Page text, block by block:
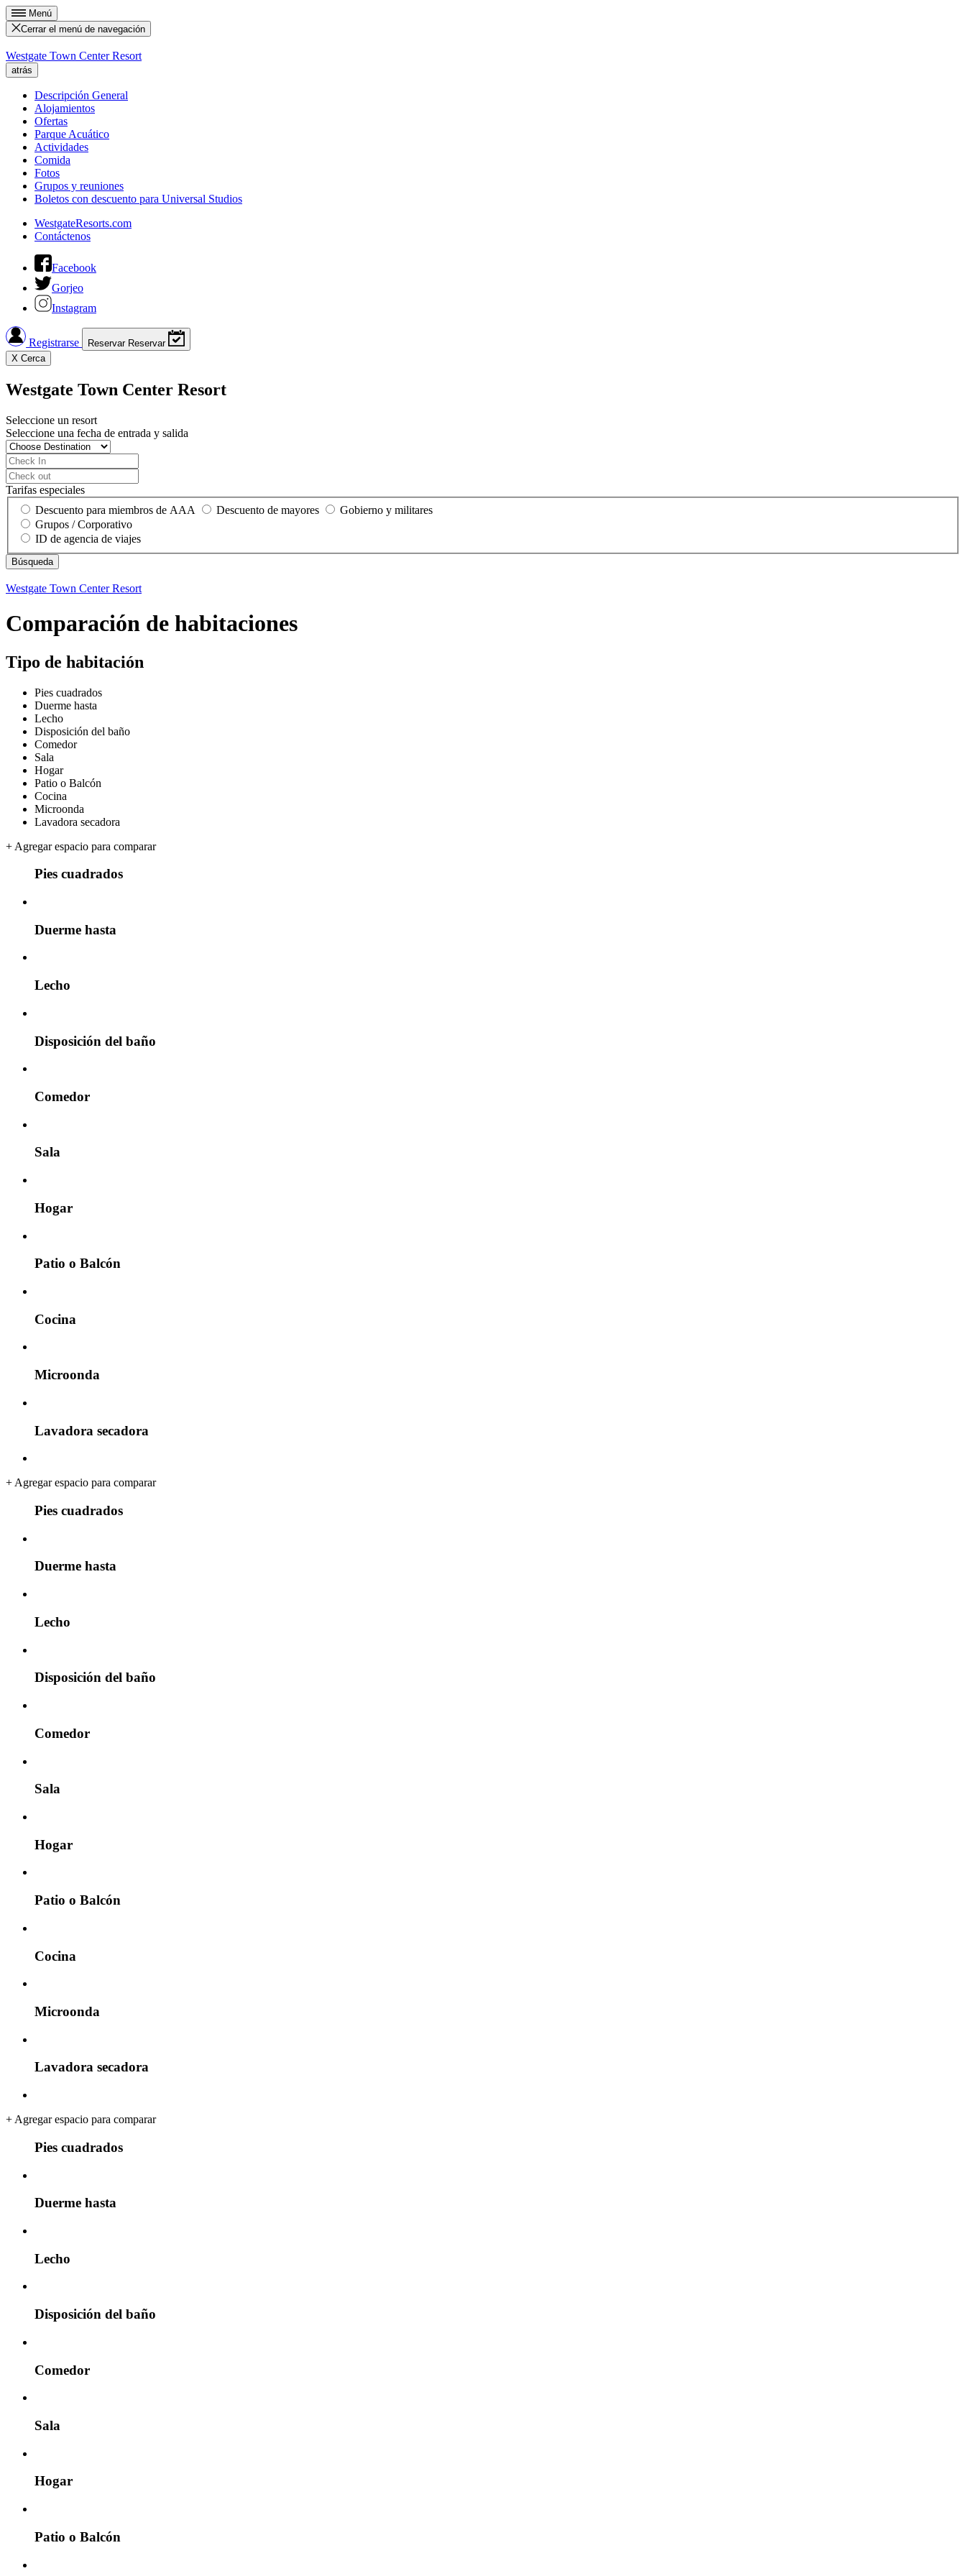
Menú
Cerrar el menú de navegación
Westgate Town Center Resort
atrás
Descripción General
Alojamientos
Ofertas
Parque Acuático
Actividades
Comida
Fotos
Grupos y reuniones
Boletos con descuento para Universal Studios
WestgateResorts.com
Contáctenos
Facebook
Gorjeo
Instagram
Registrarse Reservar Reservar
X Cerca
Westgate Town Center Resort
Seleccione un resort
Seleccione una fecha de entrada y salida
Tarifas especiales
Descuento para miembros de AAA
Descuento de mayores
Gobierno y militares
Grupos / Corporativo
ID de agencia de viajes
Westgate Town Center Resort
Comparación de habitaciones
Tipo de habitación
Pies cuadrados
Duerme hasta
Lecho
Disposición del baño
Comedor
Sala
Hogar
Patio o Balcón
Cocina
Microonda
Lavadora secadora
+ Agregar espacio para comparar
Pies cuadrados
Duerme hasta
Lecho
Disposición del baño
Comedor
Sala
Hogar
Patio o Balcón
Cocina
Microonda
Lavadora secadora
+ Agregar espacio para comparar
Pies cuadrados
Duerme hasta
Lecho
Disposición del baño
Comedor
Sala
Hogar
Patio o Balcón
Cocina
Microonda
Lavadora secadora
+ Agregar espacio para comparar
Pies cuadrados
Duerme hasta
Lecho
Disposición del baño
Comedor
Sala
Hogar
Patio o Balcón